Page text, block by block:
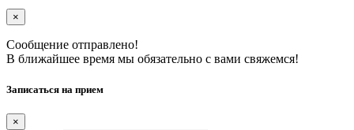
×
Сообщение отправлено!
В ближайшее время мы обязательно с вами свяжемся!
Записаться на прием
×